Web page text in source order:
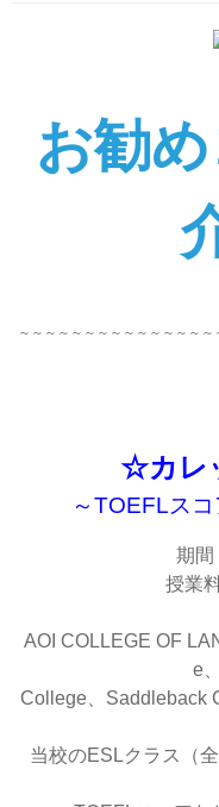
お勧
～～～～～～～～～～～～～～
☆カレ
～TOEFLス
期間
授業
AOI COLLEGE OF
e
College、Saddleback
当校のESLクラス（